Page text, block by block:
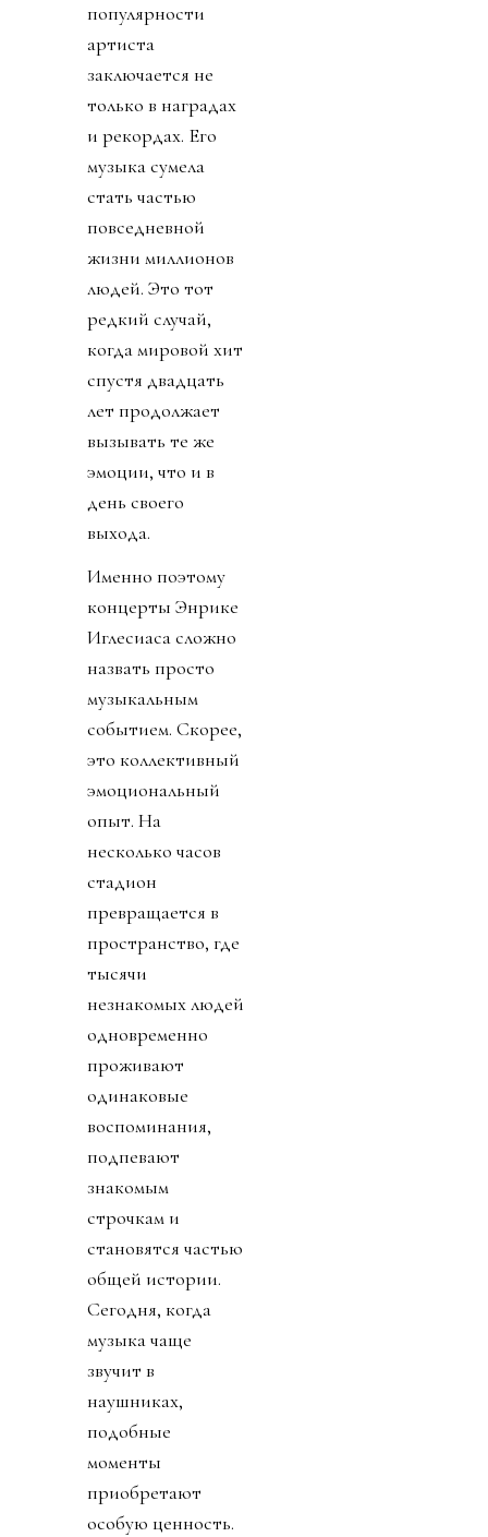
популярности
артиста
заключается не
только в наградах
и рекордах. Его
музыка сумела
стать частью
повседневной
жизни миллионов
людей. Это тот
редкий случай,
когда мировой хит
спустя двадцать
лет продолжает
вызывать те же
эмоции, что и в
день своего
выхода.
Именно поэтому
концерты Энрике
Иглесиаса сложно
назвать просто
музыкальным
событием. Скорее,
это коллективный
эмоциональный
опыт. На
несколько часов
стадион
превращается в
пространство, где
тысячи
незнакомых людей
одновременно
проживают
одинаковые
воспоминания,
подпевают
знакомым
строчкам и
становятся частью
общей истории.
Сегодня, когда
музыка чаще
звучит в
наушниках,
подобные
моменты
приобретают
особую ценность.